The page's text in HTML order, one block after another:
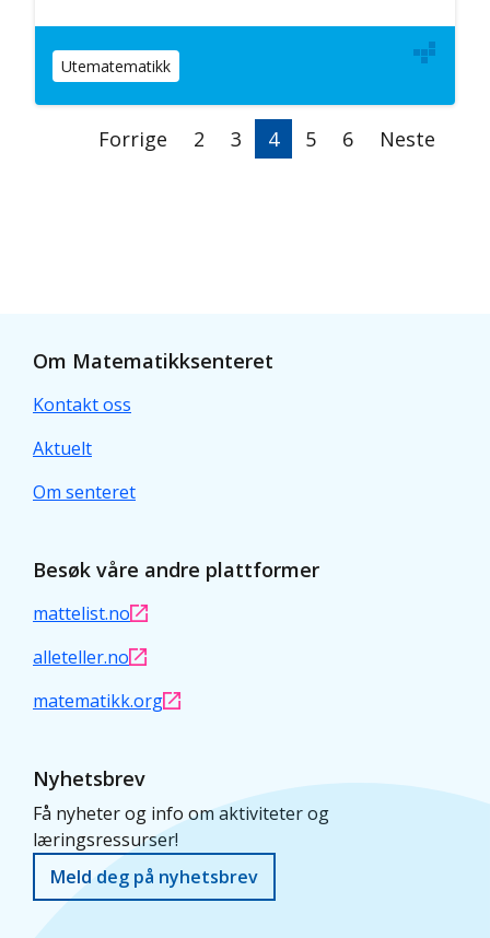
Utematematikk
SiderForrige
Forrige Side
2 Side
3
Nåværende
4 Side
5 Side
6
Neste
Neste
Om Matematikksenteret
Kontakt oss
Aktuelt
Om senteret
Besøk våre andre plattformer
mattelist.no
alleteller.no
matematikk.org
Nyhetsbrev
Få nyheter og info om aktiviteter og
læringsressurser!
Meld deg på nyhetsbrev